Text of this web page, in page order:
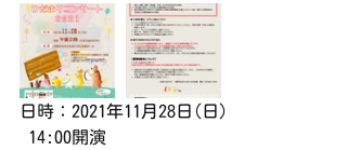
日時：2021年11月28日(日)
14:00開演